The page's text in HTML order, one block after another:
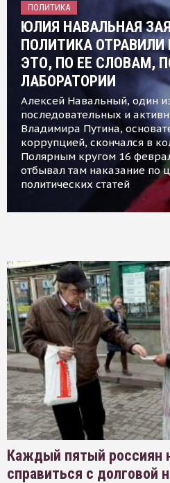
ПОЛИТИКА
ЮЛИЯ НАВАЛЬНАЯ
ПОЛИТИКА ОТРАВИЛИ
ЭТО, ПО ЕЕ СЛОВАМ,
ЛАБОРАТОРИИ
Алексей Навальный, один
последовательных и
Владимира Путина,
коррупцией, скончался в
Полярным кругом 16
отбывал там наказание по
политических статей
Каждый пятый россиян
справиться с долговой